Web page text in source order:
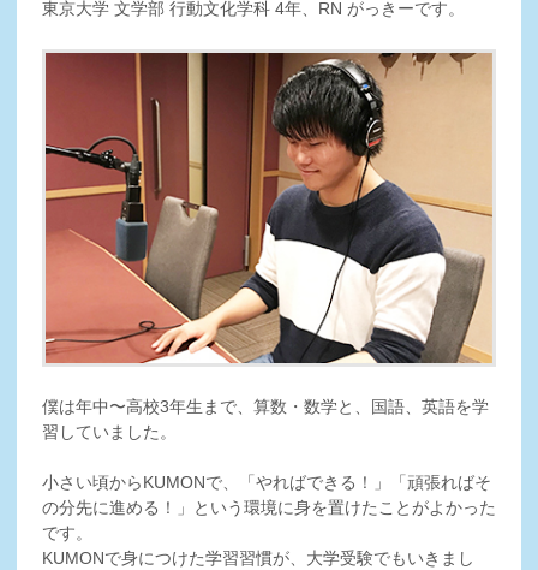
東京大学 文学部 行動文化学科 4年、RN がっきーです。
僕は年中〜高校3年生まで、算数・数学と、国語、英語を学
習していました。
小さい頃からKUMONで、「やればできる！」「頑張ればそ
の分先に進める！」という環境に身を置けたことがよかった
です。
KUMONで身につけた学習習慣が、大学受験でもいきまし